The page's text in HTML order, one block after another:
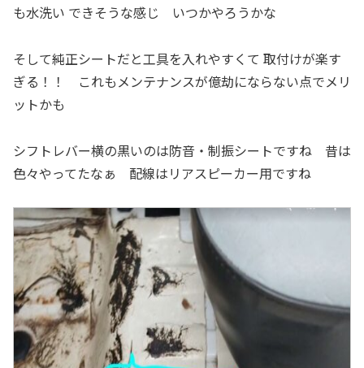
も水洗い できそうな感じ いつかやろうかな
そして純正シートだと工具を入れやすくて 取付けが楽す
ぎる！！ これもメンテナンスが億劫にならない点でメリ
ットかも
シフトレバー横の黒いのは防音・制振シートですね 昔は
色々やってたなぁ 配線はリアスピーカー用ですね